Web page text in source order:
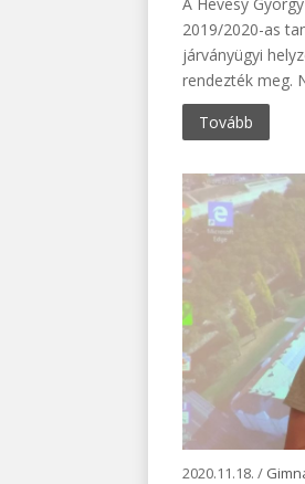
2019/2020-as
járványügyi
rendezték meg.
Tovább
2020.11.18. /